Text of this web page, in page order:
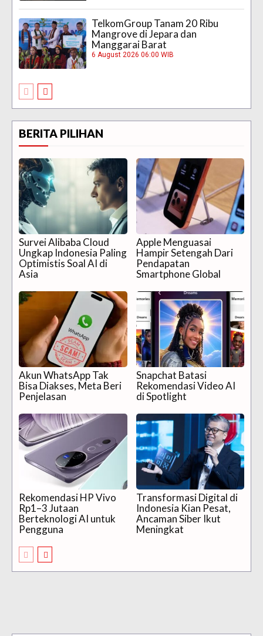
TelkomGroup Tanam 20 Ribu
Mangrove di Jepara dan
Manggarai Barat
6 August 2026 06:00 WIB
BERITA PILIHAN
Survei Alibaba Cloud
Ungkap Indonesia Paling
Optimistis Soal AI di
Asia
Apple Menguasai
Hampir Setengah Dari
Pendapatan
Smartphone Global
Akun WhatsApp Tak
Bisa Diakses, Meta Beri
Penjelasan
Snapchat Batasi
Rekomendasi Video AI
di Spotlight
Rekomendasi HP Vivo
Rp1–3 Jutaan
Berteknologi AI untuk
Pengguna
Transformasi Digital di
Indonesia Kian Pesat,
Ancaman Siber Ikut
Meningkat